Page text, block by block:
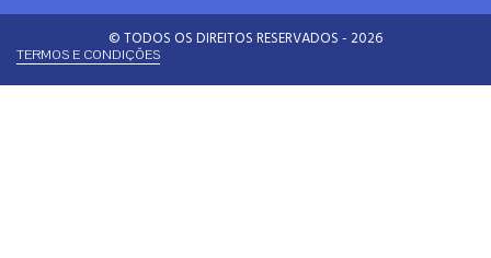
© TODOS OS DIREITOS RESERVADOS - 2026
TERMOS E CONDIÇÕES